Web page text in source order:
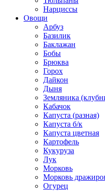
Нарциссы
Овощи
Арбуз
Базилик
Баклажан
Бобы
Брюква
Горох
Дайкон
Дыня
Земляника
Кабачок
Капуста (разная)
Капуста б/к
Капуста цветная
Картофель
Кукуруза
Лук
Морковь
Морковь
Огурец